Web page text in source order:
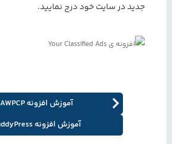
جدید در سایت خود درج نمایید.
آموزش افزونه AWPCP
آموزش افزونه BuddyPress